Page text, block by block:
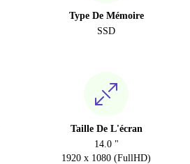
Type De Mémoire
SSD
Taille De L'écran
14.0 "
1920 x 1080 (FullHD)